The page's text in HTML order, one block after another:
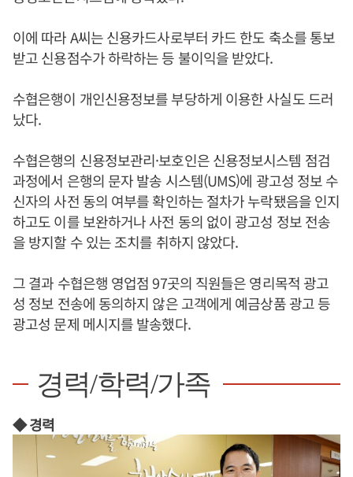
이에 따라 A씨는 신용카드사로부터 카드 한도 축소를 통보
받고 신용점수가 하락하는 등 불이익을 받았다.
수협은행이 개인신용정보를 부당하게 이용한 사실도 드러
났다.
수협은행의 신용정보관리·보호인은 신용정보시스템 점검
과정에서 은행의 문자 발송 시스템(UMS)에 광고성 정보 수
신자의 사전 동의 여부를 확인하는 절차가 누락됐음을 인지
하고도 이를 보완하거나 사전 동의 없이 광고성 정보 전송
을 방지할 수 있는 조치를 취하지 않았다.
그 결과 수협은행 영업점 97곳의 직원들은 영리목적 광고
성 정보 전송에 동의하지 않은 고객에게 예금상품 광고 등
광고성 문제 메시지를 발송했다.
경력/학력/가족
◆ 경력